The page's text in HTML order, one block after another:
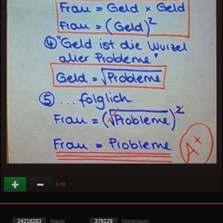
(+76)
24218283 Haupt 378129 Warteraum